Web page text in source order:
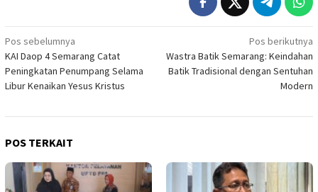
Navigasi
pos
Pos sebelumnya
KAI Daop 4 Semarang Catat
Peningkatan Penumpang Selama
Libur Kenaikan Yesus Kristus
Pos berikutnya
Wastra Batik Semarang: Keindahan
Batik Tradisional dengan Sentuhan
Modern
POS TERKAIT